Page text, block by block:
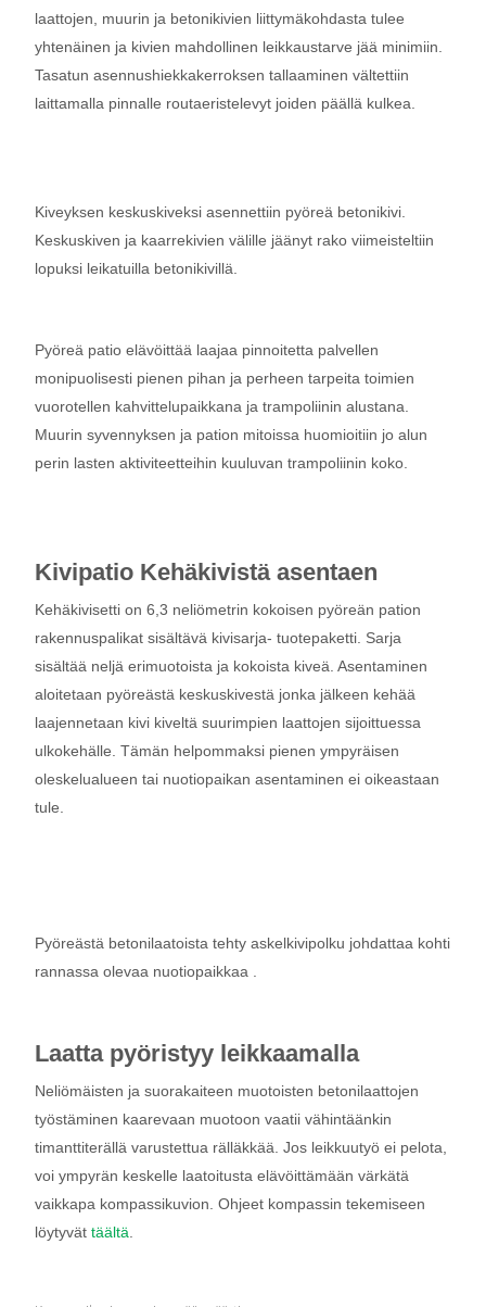
laattojen, muurin ja betonikivien liittymäkohdasta tulee
yhtenäinen ja kivien mahdollinen leikkaustarve jää minimiin.
Tasatun asennushiekkakerroksen tallaaminen vältettiin
laittamalla pinnalle routaeristelevyt joiden päällä kulkea.
Kiveyksen keskuskiveksi asennettiin pyöreä betonikivi.
Keskuskiven ja kaarrekivien välille jäänyt rako viimeisteltiin
lopuksi leikatuilla betonikivillä.
Pyöreä patio elävöittää laajaa pinnoitetta palvellen
monipuolisesti pienen pihan ja perheen tarpeita toimien
vuorotellen kahvittelupaikkana ja trampoliinin alustana.
Muurin syvennyksen ja pation mitoissa huomioitiin jo alun
perin lasten aktiviteetteihin kuuluvan trampoliinin koko.
Kivipatio Kehäkivistä asentaen
Kehäkivisetti on 6,3 neliömetrin kokoisen pyöreän pation
rakennuspalikat sisältävä kivisarja- tuotepaketti. Sarja
sisältää neljä erimuotoista ja kokoista kiveä. Asentaminen
aloitetaan pyöreästä keskuskivestä jonka jälkeen kehää
laajennetaan kivi kiveltä suurimpien laattojen sijoittuessa
ulkokehälle. Tämän helpommaksi pienen ympyräisen
oleskelualueen tai nuotiopaikan asentaminen ei oikeastaan
tule.
Pyöreästä betonilaatoista tehty askelkivipolku johdattaa kohti
rannassa olevaa nuotiopaikkaa .
Laatta pyöristyy leikkaamalla
Neliömäisten ja suorakaiteen muotoisten betonilaattojen
työstäminen kaarevaan muotoon vaatii vähintäänkin
timanttiterällä varustettua rälläkkää. Jos leikkuutyö ei pelota,
voi ympyrän keskelle laatoitusta elävöittämään värkätä
vaikkapa kompassikuvion. Ohjeet kompassin tekemiseen
löytyvät täältä